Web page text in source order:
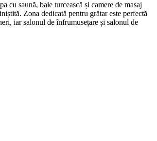
saună, baie turcească și camere de masaj
Zona dedicată pentru grătar este perfectă
iar salonul de înfrumusețare și salonul de